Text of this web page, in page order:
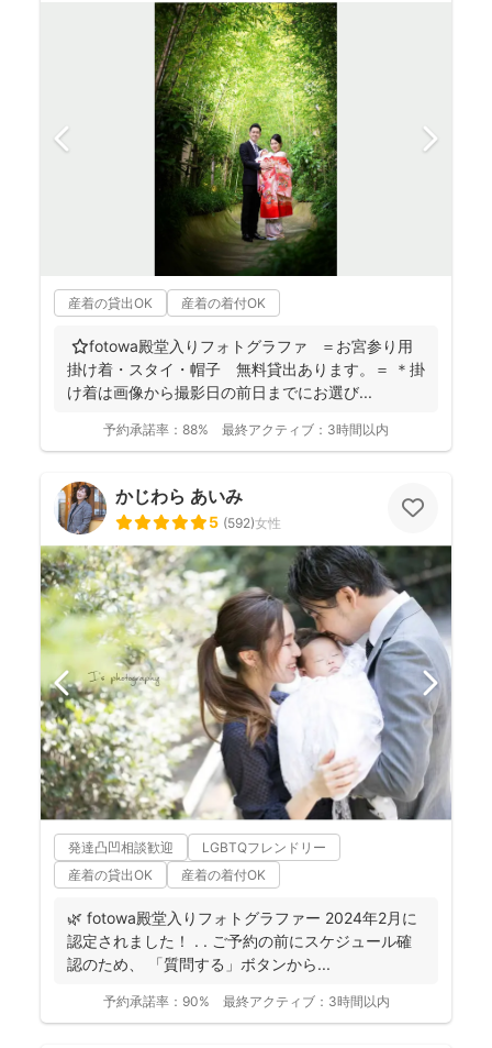
産着の貸出OK 産着の着付OK
⭐️fotowa殿堂入りフォトグラファ ＝お宮参り用
掛け着・スタイ・帽子 無料貸出あります。＝ ＊掛
け着は画像から撮影日の前日までにお選び...
予約承諾率： 88% 最終アクティブ： 3時間以内
かじわら あいみ
5 (592)女性
発達凸凹相談歓迎
LGBTQフレンドリー
産着の貸出OK
産着の着付OK
🌿 fotowa殿堂入りフォトグラファー 2024年2月に
認定されました！ . . ご予約の前にスケジュール確
認のため、 「質問する」ボタンから...
予約承諾率： 90% 最終アクティブ： 3時間以内